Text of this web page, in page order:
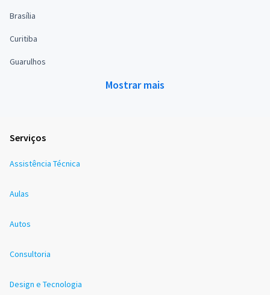
Brasília
Curitiba
Guarulhos
Mostrar mais
Serviços
Assistência Técnica
Aulas
Autos
Consultoria
Design e Tecnologia